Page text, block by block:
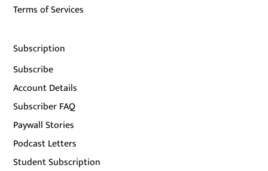
Terms of Services
Subscription
Subscribe
Account Details
Subscriber FAQ
Paywall Stories
Podcast Letters
Student Subscription